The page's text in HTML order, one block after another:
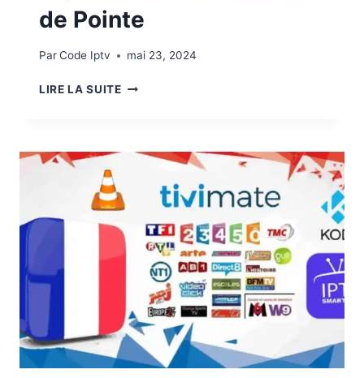
de Pointe
ParCode Iptv mai 23, 2024
LIRE LA SUITE